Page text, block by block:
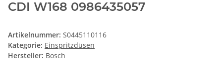
CDI W168 0986435057
Artikelnummer: S0445110116
Kategorie: Einspritzdüsen
Hersteller: Bosch